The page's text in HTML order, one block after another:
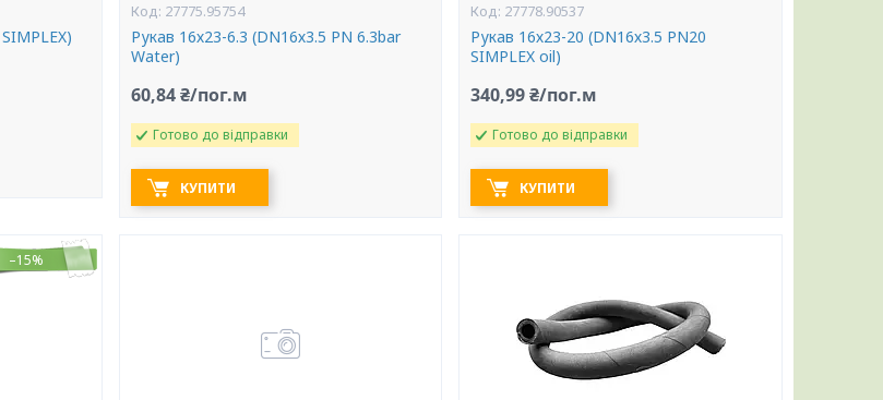
27775.95754
Рукав 16х23-6.3 (DN16х3.5 PN 6.3bar
Water)
60,84 ₴/пог.м
Готово до відправки
КУПИТИ
27778.90537
Рукав 16х23-20 (DN16х3.5 PN20
SIMPLEX oil)
340,99 ₴/пог.м
Готово до відправки
КУПИТИ
–15%